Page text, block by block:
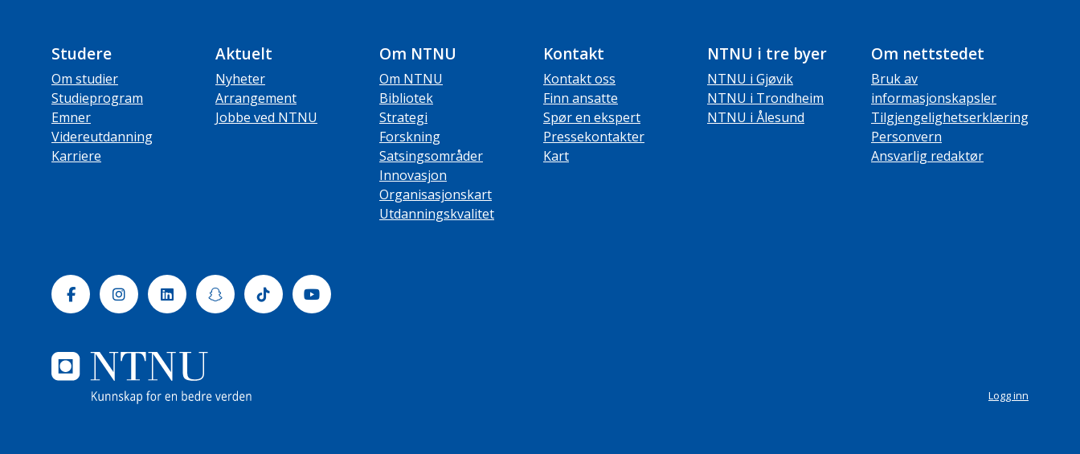
Studere
Om studier
Studieprogram
Emner
Videreutdanning
Karriere
Aktuelt
Nyheter
Arrangement
Jobbe ved NTNU
Om NTNU
Om NTNU
Bibliotek
Strategi
Forskning
Satsingsområder
Innovasjon
Organisasjonskart
Utdanningskvalitet
Kontakt
Kontakt oss
Finn ansatte
Spør en ekspert
Pressekontakter
Kart
NTNU i tre byer
NTNU i Gjøvik
NTNU i Trondheim
NTNU i Ålesund
Om nettstedet
Bruk av
informasjonskapsler
Tilgjengelighetserklæring
Personvern
Ansvarlig redaktør
FacebookInstagramLinkedinSnapchatTiktok Youtube
Logg inn